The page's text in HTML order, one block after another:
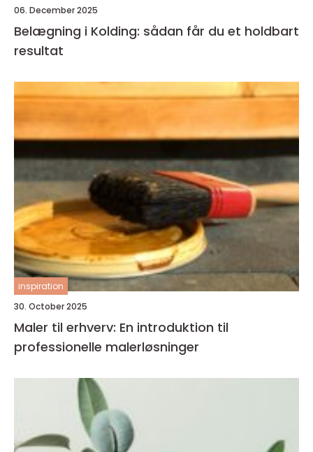
06. December 2025
Belægning i Kolding: sådan får du et holdbart
resultat
inspiration
30. October 2025
Maler til erhverv: En introduktion til
professionelle malerløsninger